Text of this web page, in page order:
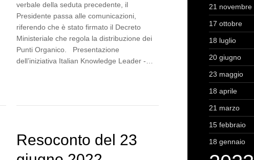
verbale della seduta precedente, il
Presidente passa alle comunicazioni,
riferendo che è stato firmato il Decreto
Ministeriale che regola la distribuzione dei
Punti Organico. Presentazione
dell’iniziativa Italian Knowledge Leader -…
Resoconto del 23
21 novembre
17 ottobre
18 luglio
20 giugno
23 maggio
18 aprile
21 marzo
15 febbraio
18 gennaio